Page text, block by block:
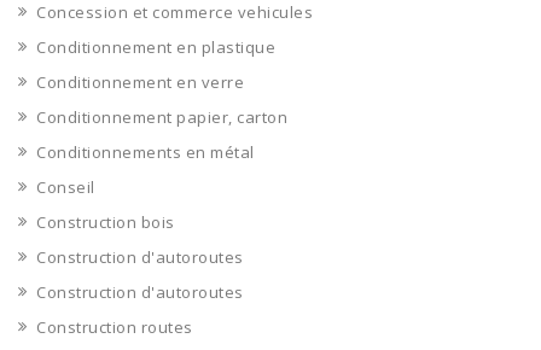
Concession et commerce vehicules
Conditionnement en plastique
Conditionnement en verre
Conditionnement papier, carton
Conditionnements en métal
Conseil
Construction bois
Construction d'autoroutes
Construction d'autoroutes
Construction routes